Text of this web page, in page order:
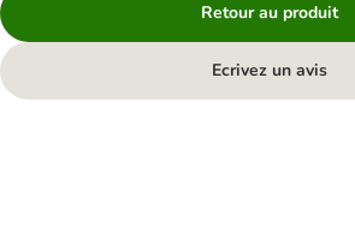
Retour au produit
Ecrivez un avis